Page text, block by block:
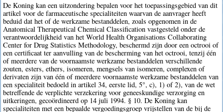
De Koning kan een uitzondering bepalen voor het toepassingsgebied van dit
artikel voor de farmaceutische specialiteiten waarvan de aanvrager heeft
beduid dat het of de werkzame bestanddelen, zoals opgenomen in de
Anatomical Therapeutical Chemical Classification vastgesteld onder de
verantwoordelijkheid van het World Health Organisations Collaborating
Center for Drug Statistics Methodology, beschermd zijn door een octrooi of
een certificaat ter aanvulling van de bescherming van het octrooi, tenzij één
of meerdere van de voornaamste werkzame bestanddelen verschillende
zouten, esters, ethers, isomeren, mengsels van isomeren, complexen of
derivaten zijn van één of meerdere voornaamste werkzame bestanddelen van
een specialiteit bedoeld in artikel 34, eerste lid, 5°, c), 1) of 2), van de wet
betreffende de verplichte verzekering voor geneeskundige verzorging en
uitkeringen, gecoördineerd op 14 juli 1994. § 10. De Koning kan
specialiteiten met een bepaalde vergoedingsgroep vrijstellen van de bij de